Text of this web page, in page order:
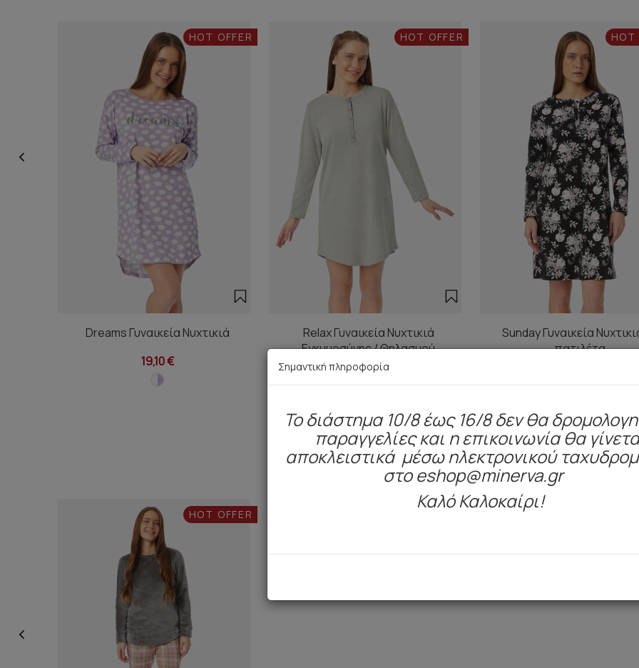
HOT OFFER
Dreams Γυναικεία Νυχτικιά
19,10 €
HOT OFFER
Relax Γυναικεία Νυχτικιά
Εγκυμοσύνης / Θηλασμού
26,90 €
HOT
Sunday Γυναικεία
πατιλέτα
Είδατε πρόσφατα
HOT OFFER
Σημαντική πληροφορία
To διάστημα 10/8 έως 16/8 δεν θα
παραγγελίες και η επικοινωνία θα
αποκλειστικά μέσω ηλεκτρονικού
στο eshop@minerva.gr
Καλό Καλοκαίρι!